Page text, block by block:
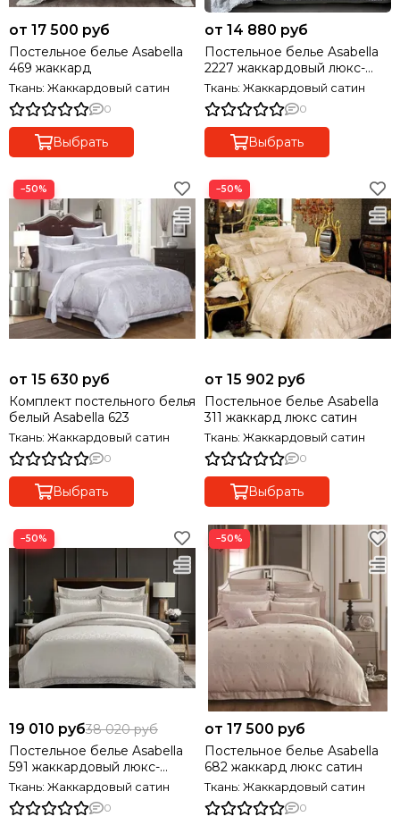
от 17 500 руб
Постельное белье Asabella
469 жаккард
Ткань: Жаккардовый сатин
0
Выбрать
от 14 880 руб
Постельное белье Asabella
2227 жаккардовый люкс-
сатин
Ткань: Жаккардовый сатин
0
Выбрать
−50%
от 15 630 руб
Комплект постельного белья
белый Asabella 623
Ткань: Жаккардовый сатин
0
Выбрать
−50%
от 15 902 руб
Постельное белье Asabella
311 жаккард люкс сатин
Ткань: Жаккардовый сатин
0
Выбрать
−50%
19 010 руб38 020 руб
Постельное белье Asabella
591 жаккардовый люкс-
сатин
Ткань: Жаккардовый сатин
0
−50%
от 17 500 руб
Постельное белье Asabella
682 жаккард люкс сатин
Ткань: Жаккардовый сатин
0